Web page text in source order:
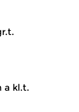
a kl.t.